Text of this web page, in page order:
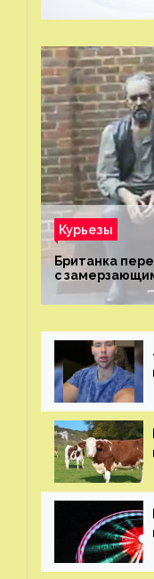
Курьезы
Британка
с
о помощи